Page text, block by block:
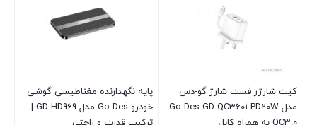
کیت شارژر فست شارژ گو-دس
مدل Go Des GD-QC3601 PD20W
پایه نگهدارنده مغناطیسی گوشی
خودرو Go-Des مدل GD-HD969 |